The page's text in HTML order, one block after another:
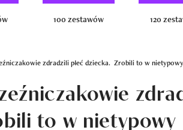
100 zestawów 120
zdradzili płeć dziecka. Zrobili to w
to w nietypowy